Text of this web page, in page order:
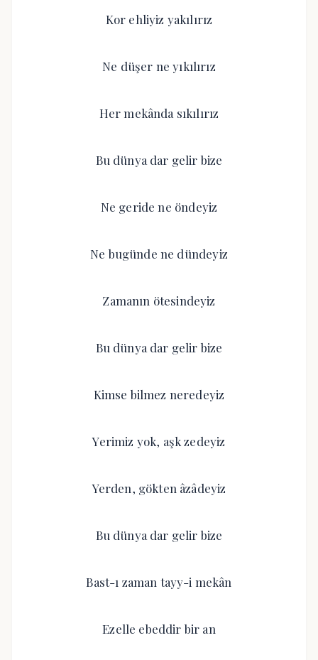
Kor ehliyiz yakılırız
Ne düşer ne yıkılırız
Her mekânda sıkılırız
Bu dünya dar gelir bize
Ne geride ne öndeyiz
Ne bugünde ne dündeyiz
Zamanın ötesindeyiz
Bu dünya dar gelir bize
Kimse bilmez neredeyiz
Yerimiz yok, aşk zedeyiz
Yerden, gökten âzâdeyiz
Bu dünya dar gelir bize
Bast-ı zaman tayy-i mekân
Ezelle ebeddir bir an